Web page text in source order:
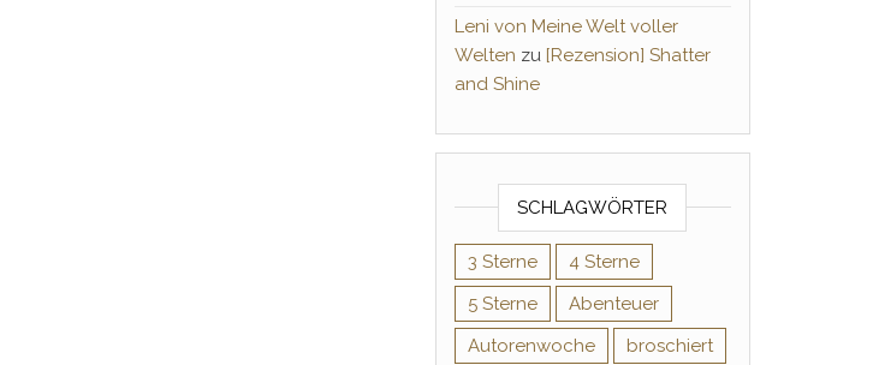
Leni von Meine Welt voller
Welten zu [Rezension] Shatter
and Shine
SCHLAGWÖRTER
3 Sterne
4 Sterne
5 Sterne
Abenteuer
Autorenwoche
broschiert